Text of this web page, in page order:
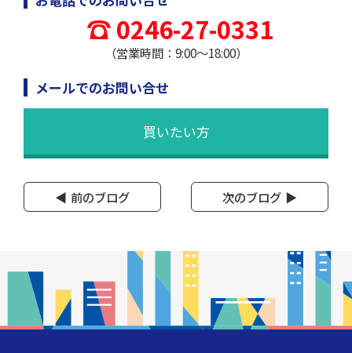
0246-27-0331
（営業時間：9:00～18:00）
メールでのお問い合せ
買いたい方
前のブログ 次のブログ